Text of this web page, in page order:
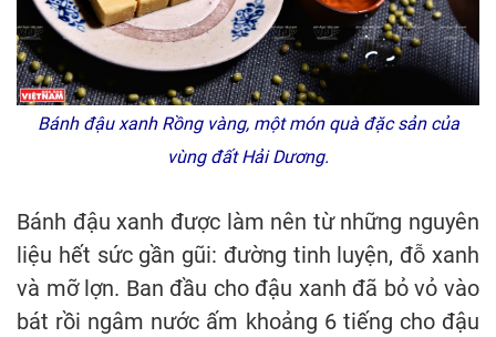
Bánh đậu xanh Rồng vàng, một món quà đặc sản của
vùng đất Hải Dương.
Bánh đậu xanh được làm nên từ những nguyên
liệu hết sức gần gũi: đường tinh luyện, đỗ xanh
và mỡ lợn. Ban đầu cho đậu xanh đã bỏ vỏ vào
bát rồi ngâm nước ấm khoảng 6 tiếng cho đậu